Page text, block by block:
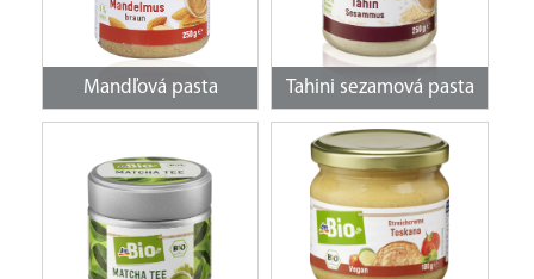
Mandľová pasta Tahini sezamová pasta